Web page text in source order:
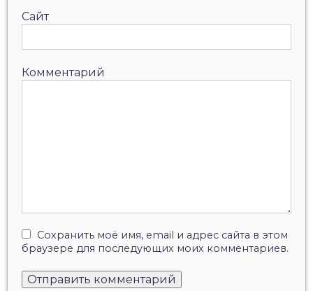
Сайт
Комментарий
Сохранить моё имя, email и адрес сайта в этом
браузере для последующих моих комментариев.